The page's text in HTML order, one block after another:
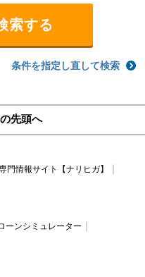
条件を指定し直して検索
先頭へ
門情報サイト【ナリヒガ】
ーンシミュレーター